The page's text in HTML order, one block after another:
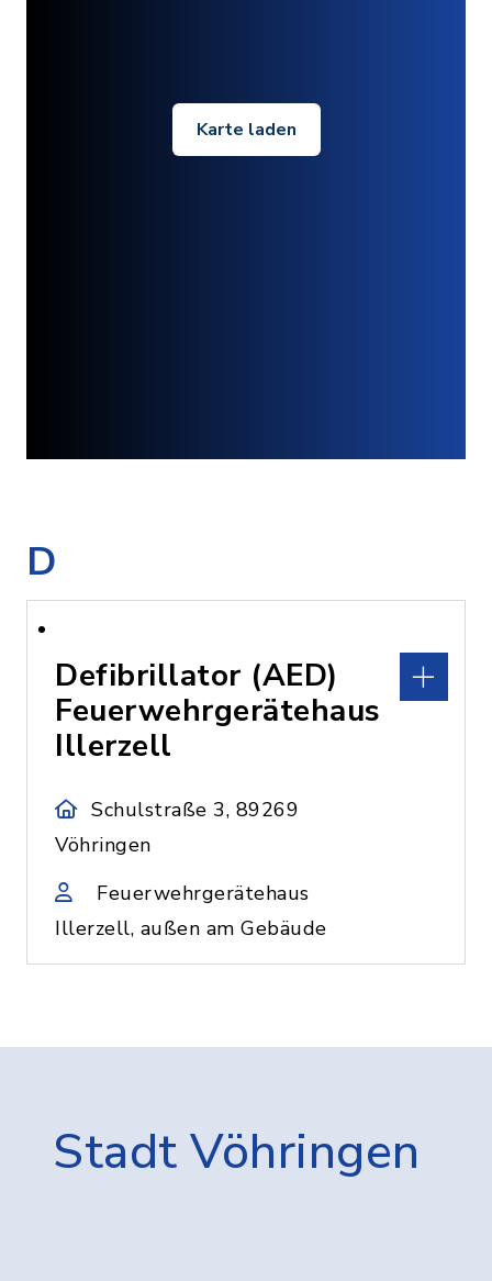
Karte laden
D
Defibrillator (AED)
Feuerwehrgerätehaus
Illerzell
Schulstraße 3, 89269
Vöhringen
Feuerwehrgerätehaus
Illerzell, außen am Gebäude
Stadt Vöhringen